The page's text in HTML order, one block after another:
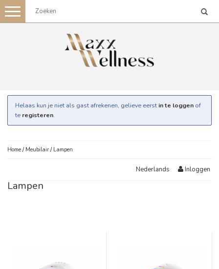
Toggle
navigation
Helaas kun je niet als gast afrekenen, gelieve eerst in te loggen of
te registeren.
Home / Meubilair / Lampen
Nederlands Inloggen
Lampen